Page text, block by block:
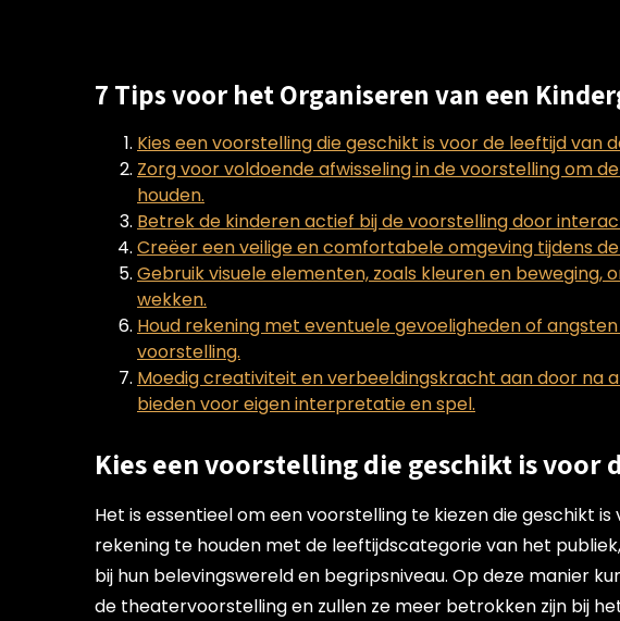
7 Tips voor het Organiseren van een
Kies een voorstelling die geschikt is voor de leeftijd van
Zorg voor voldoende afwisseling in de voorstelling om
houden.
Betrek de kinderen actief bij de voorstelling door
Creëer een veilige en comfortabele omgeving tijdens
Gebruik visuele elementen, zoals kleuren en beweging,
wekken.
Houd rekening met eventuele gevoeligheden of
voorstelling.
Moedig creativiteit en verbeeldingskracht aan door na
bieden voor eigen interpretatie en spel.
Kies een voorstelling die geschikt is voor
Het is essentieel om een voorstelling te kiezen die geschikt
rekening te houden met de leeftijdscategorie van het
bij hun belevingswereld en begripsniveau. Op deze manier
de theatervoorstelling en zullen ze meer betrokken zijn bij